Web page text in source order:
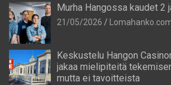
Murha Hangossa kaudet 2
21/05/2026
Keskustelu Hangon
jakaa mielipiteitä
mutta ei tavoitteista